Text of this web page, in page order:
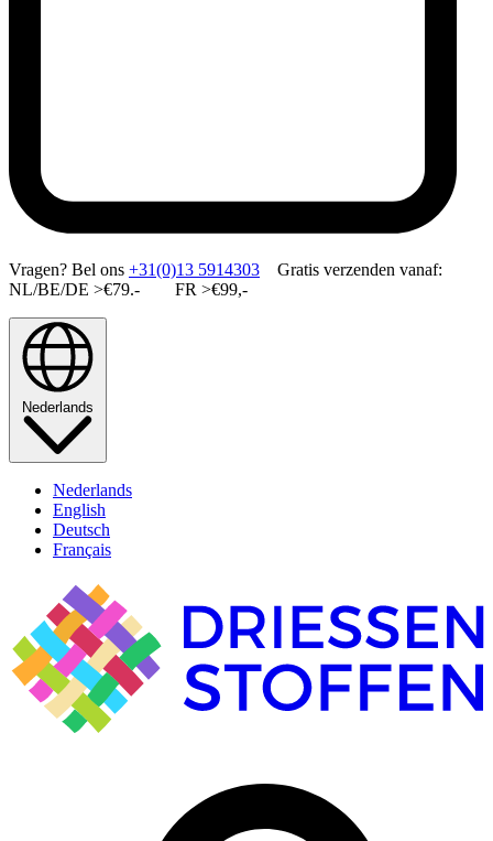
Vragen? Bel ons +31(0)13 5914303 Gratis verzenden vanaf:
NL/BE/DE >€79.- FR >€99,-
Nederlands
Nederlands
English
Deutsch
Français